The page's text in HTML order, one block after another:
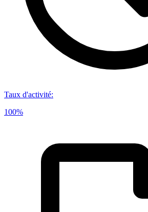
Taux d'activité:
100%